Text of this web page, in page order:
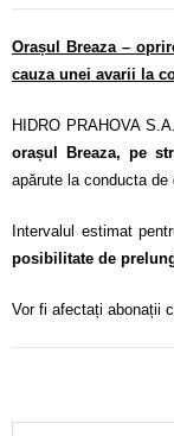
Orașul Breaza –
cauza unei avarii la
HIDRO PRAHOVA
orașul Breaza, pe
apărute la conducta de
Intervalul estimat
posibilitate de
Vor fi afectați abonații